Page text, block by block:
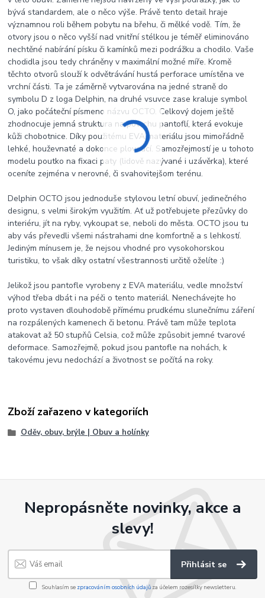
bývá standardem, ale o něco výše. Právě tento detail hraje
významnou roli během pobytu na břehu, či mělké vodě. Tím, že
otvory jsou o něco vyšší nad vnitřní stélkou je téměř eliminováno
nechtěné nabírání písku či kamínků mezi podrážku a chodilo. Vaše
chodidla jsou tedy chráněny v maximální možné míře. Kromě
těchto otvorů slouží k odvětrávání hustá perforace umístěna ve
vrchní části. Ta je záměrně vytvarována na jedné straně do
symbolu D z loga Delphin, na druhé vsuvce zase kraluje symbol
O, jako počáteční písmeno názvu OCTO. Celkový dojem ještě
zhodnocuje jemná struktura na povrchu pantoflí, která evokuje
kůži chobotnice. Díky použitému EVA materiálu jsou mimořádně
lehké, houževnaté a dokonce plovoucí. Samozřejmostí je u tohoto
modelu poutko na fixaci paty (lidově nazývané i uzávěrka), které
oceníte zejména v nerovné, či svahovitejšom terénu.
Delphin OCTO jsou jednoduše stylovou letní obuví, jedinečného
designu, s velmi širokým využitím. Ať už potřebujete přezůvky do
interiéru, jít na ryby, vykoupat se, neboli do města. OCTO jsou tu
aby vás převedli všemi nástrahami dne komfortně a s lehkostí.
Jediným mínusem je, že nejsou vhodné pro vysokohorskou
turistiku, to však díky ostatní všestrannosti určitě oželíte :)
Jelikož jsou pantofle vyrobeny z EVA materiálu, vedle množství
výhod třeba dbát i na péči o tento materiál. Nenechávejte ho
proto vystaven dlouhodobě přímému prudkému slunečnímu záření
na rozpálených kamenech či betonu. Právě tam může teplota
atakovat až 50 stupňů Celsia, což může způsobit jemné tvarové
deformace. Samozřejmě, pokud jsou pantofle na nohách, k
takovému jevu nedochází a životnost se počítá na roky.
Zboží zařazeno v kategoriích
Oděv, obuv, brýle | Obuv a holínky
Nepropásněte novinky, akce a
slevy!
Přihlásit se
Souhlasím se zpracováním osobních údajůza účelem rozesílky newsletteru.